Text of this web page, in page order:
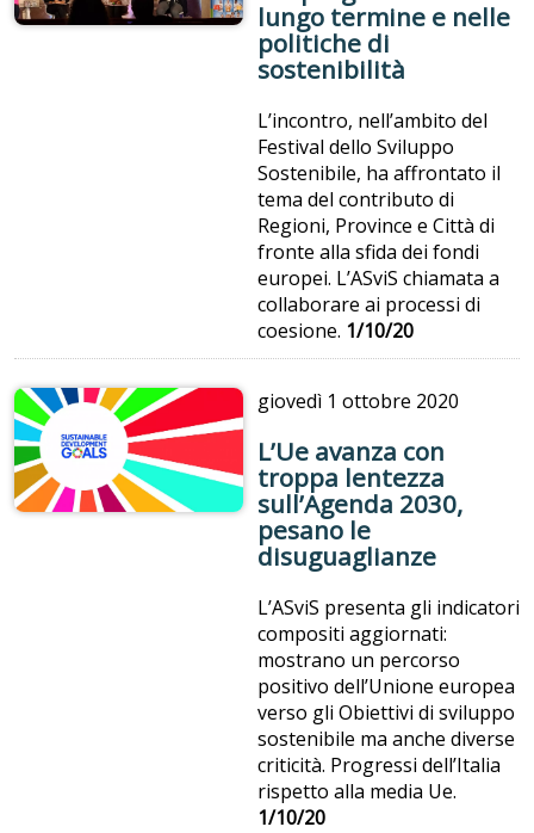
lungo termine e nelle
politiche di
sostenibilità
L’incontro, nell’ambito del
Festival dello Sviluppo
Sostenibile, ha affrontato il
tema del contributo di
Regioni, Province e Città di
fronte alla sfida dei fondi
europei. L’ASviS chiamata a
collaborare ai processi di
coesione. 1/10/20
giovedì 1 ottobre 2020
L’Ue avanza con
troppa lentezza
sull’Agenda 2030,
pesano le
disuguaglianze
L’ASviS presenta gli indicatori
compositi aggiornati:
mostrano un percorso
positivo dell’Unione europea
verso gli Obiettivi di sviluppo
sostenibile ma anche diverse
criticità. Progressi dell’Italia
rispetto alla media Ue.
1/10/20